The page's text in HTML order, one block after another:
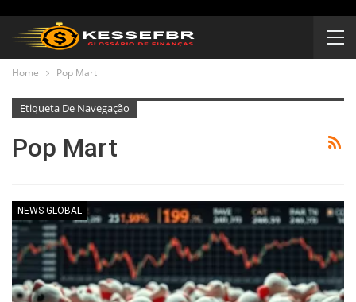
Home Pop Mart
Etiqueta De Navegação
Pop Mart
NEWS GLOBAL